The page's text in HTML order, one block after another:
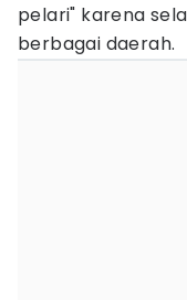
pelari" karena
berbagai daerah.